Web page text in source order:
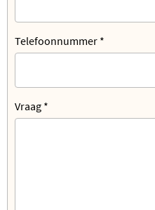
Telefoonnummer *
Vraag *